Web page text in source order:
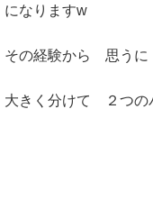
になりますw
その経験から 思うに
大きく分けて ２つの